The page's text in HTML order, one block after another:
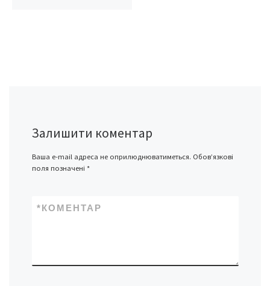
Залишити коментар
Ваша e-mail адреса не оприлюднюватиметься. Обов’язкові
поля позначені *
КОМЕНТАР
*